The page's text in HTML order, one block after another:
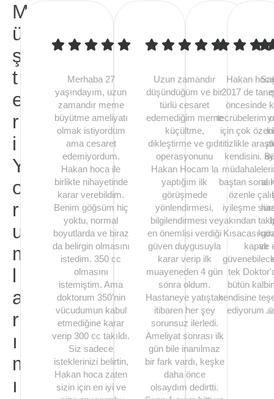
M
ü
ş
t
e
r
i
Y
o
r
u
m
l
a
r
ı
m
ı
Merhaba 27
yaşındayım, uzun
zamandır meme
büyütme ameliyatı
olmak istiyordum
ama cesaret
edemiyordum.
Hakan hoca ile
birlikte nihayetinde
karar verebildim.
Benim göğsüm hiç
yoktu, normal
boyutlarda ve biraz
da belirgin olmasını
istedim. 350 cc
olmasını
istemiştim. Ama
doktorum 350’nin
vücudumun kabul
etmediğine karar
verip 300 cc takıldı.
Siz sadece
isteklerinizi belirtin,
Hakan hoca zaten
sizin için en iyi ve
Uzun zamandır
düşündüğüm ve bir
türlü cesaret
edemediğim meme
küçültme,
dikleştirme ve gıdı
operasyonunu
Hakan Hocam la
yaptığım ilk
görüşmede
yönlendirmesi,
bilgilendirmesi ve
en önemlisi verdiği
güven duygusuyla
karar verip ilk
muayeneden 4 gün
sonra oldum.
Hastaneye yatıştan
itibaren her şey
sorunsuz ilerledi.
Ameliyat sonrası ilk
gün bile inanılmaz
bir fark vardı, keşke
daha önce
olsaydım dedirtti.
Hakan
2017 de
öncesinde
tecrübelerim
için çok
titizlikle
kendisini.
baştan sona
özenle
iyileşme
yakından
Kısacası
kapalı
tek
bütün
kendisine
ediyorum
ve